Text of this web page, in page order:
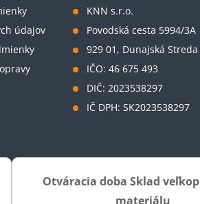
údajov
KNN s.r.o.
Povodská cesta 5994/3A
929 01, Dunajská Streda
IČO: 46 675 493
DIČ: 2023538297
IČ DPH: SK2023538297
Otváracia doba Sklad
materiálu